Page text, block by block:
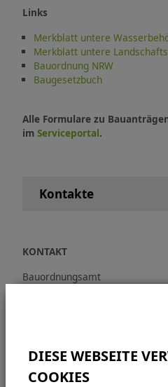
Links
Merkblatt untere
Merkblatt untere
Bauordnung NRW
Baugesetzbuch
Alle Formulare zu
im Serviceportal.
Kontakte
KONTAKT
Bauordnungsamt
bauaufsicht@dorsten.de